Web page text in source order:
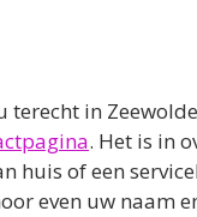
in
. Het is in
huis of een
even uw naam